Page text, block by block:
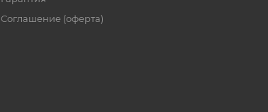
Соглашение (оферта)